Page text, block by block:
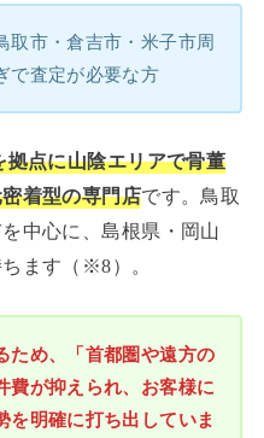
取市・倉吉市・米子市周
で査定が必要な方
点に山陰エリアで骨董
着型の専門店です。鳥取
中心に、島根県・岡山
ます（※8）。
ため、「首都圏や遠方の
費が抑えられ、お客様に
を明確に打ち出していま